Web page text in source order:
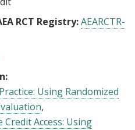
RCT Registry:AEARCTR-
Using Randomized
Access: Using